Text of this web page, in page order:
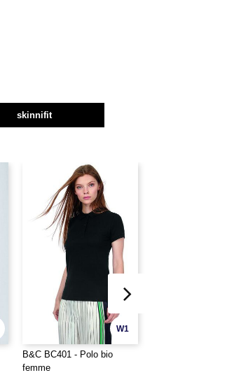
skinnifit
W1
B&C BC401 - Polo bio
femme